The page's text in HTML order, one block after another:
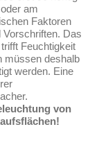
am
Faktoren
Das
Feuchtigkeit
müssen deshalb
werden. Eine
von